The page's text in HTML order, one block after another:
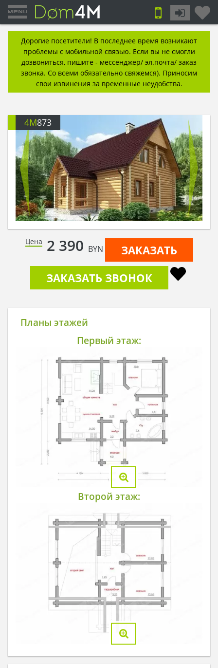
Дорогие посетители! В последнее время возникают
проблемы с мобильной связью. Если вы не смогли
дозвониться, пишите - мессенджер/ эл.почта/ заказ
звонка. Со всеми обязательно свяжемся). Приносим
свои извинения за временные неудобства.
4M873
Цена 2 390 BYN
ЗАКАЗАТЬ
ЗАКАЗАТЬ ЗВОНОК
Планы этажей
Первый этаж:
Второй этаж: